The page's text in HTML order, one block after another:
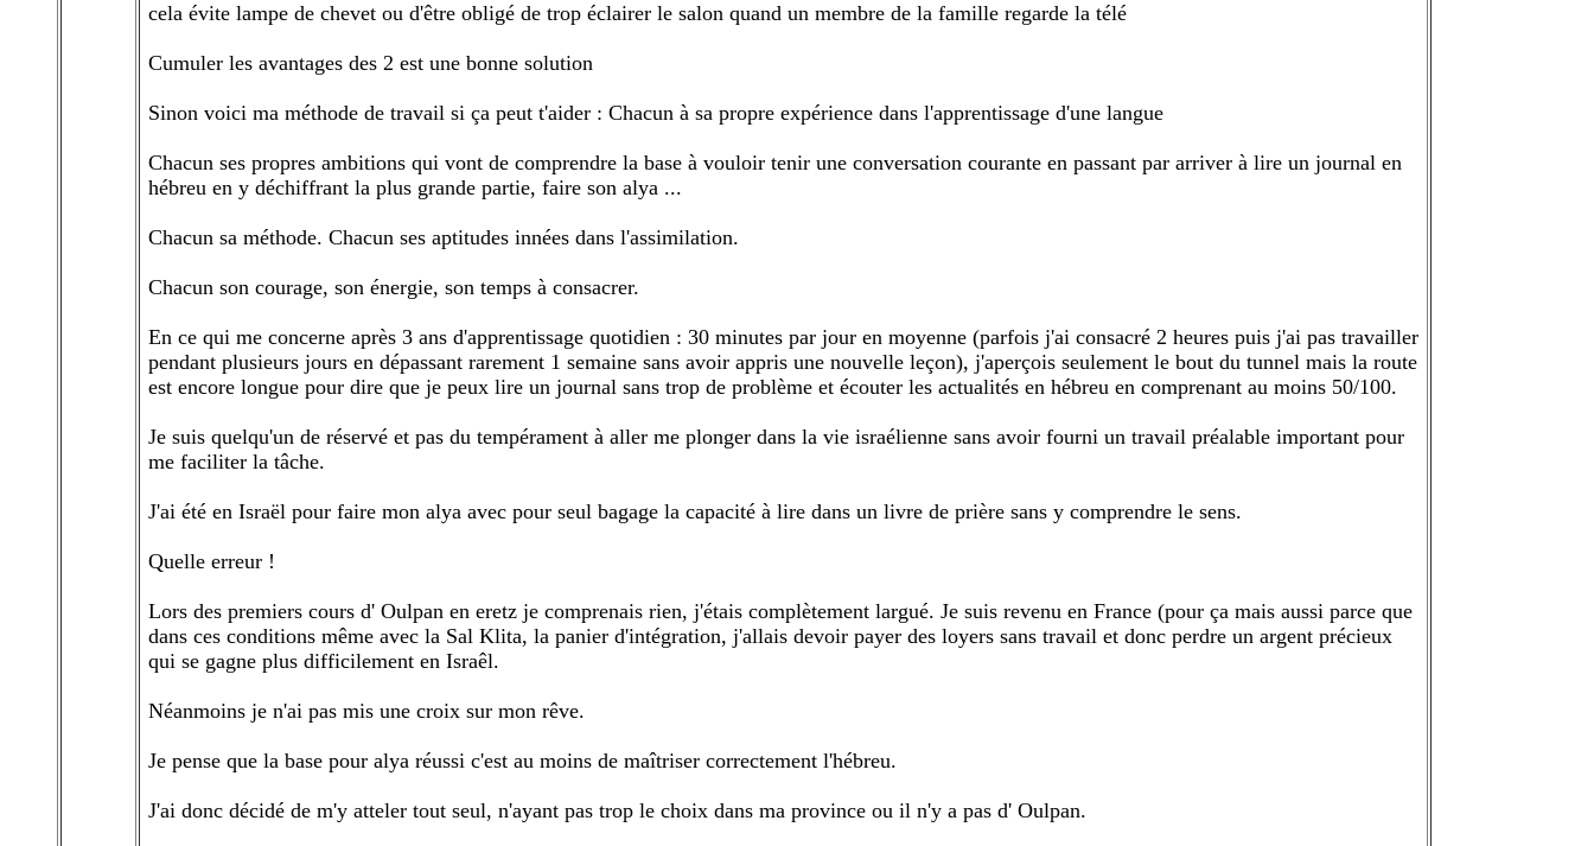
cela évite lampe de chevet ou d'être obligé de trop éclairer le salon quand un membre de la famille regarde la télé
Cumuler les avantages des 2 est une bonne solution
Sinon voici ma méthode de travail si ça peut t'aider : Chacun à sa propre expérience dans l'apprentissage d'une langue
Chacun ses propres ambitions qui vont de comprendre la base à vouloir tenir une conversation courante en passant par arriver à lire un journal en
hébreu en y déchiffrant la plus grande partie, faire son alya ...
Chacun sa méthode. Chacun ses aptitudes innées dans l'assimilation.
Chacun son courage, son énergie, son temps à consacrer.
En ce qui me concerne après 3 ans d'apprentissage quotidien : 30 minutes par jour en moyenne (parfois j'ai consacré 2 heures puis j'ai pas travailler
pendant plusieurs jours en dépassant rarement 1 semaine sans avoir appris une nouvelle leçon), j'aperçois seulement le bout du tunnel mais la route
est encore longue pour dire que je peux lire un journal sans trop de problème et écouter les actualités en hébreu en comprenant au moins 50/100.
Je suis quelqu'un de réservé et pas du tempérament à aller me plonger dans la vie israélienne sans avoir fourni un travail préalable important pour
me faciliter la tâche.
J'ai été en Israël pour faire mon alya avec pour seul bagage la capacité à lire dans un livre de prière sans y comprendre le sens.
Quelle erreur !
Lors des premiers cours d' Oulpan en eretz je comprenais rien, j'étais complètement largué. Je suis revenu en France (pour ça mais aussi parce que
dans ces conditions même avec la Sal Klita, la panier d'intégration, j'allais devoir payer des loyers sans travail et donc perdre un argent précieux
qui se gagne plus difficilement en Israêl.
Néanmoins je n'ai pas mis une croix sur mon rêve.
Je pense que la base pour alya réussi c'est au moins de maîtriser correctement l'hébreu.
J'ai donc décidé de m'y atteler tout seul, n'ayant pas trop le choix dans ma province ou il n'y a pas d' Oulpan.